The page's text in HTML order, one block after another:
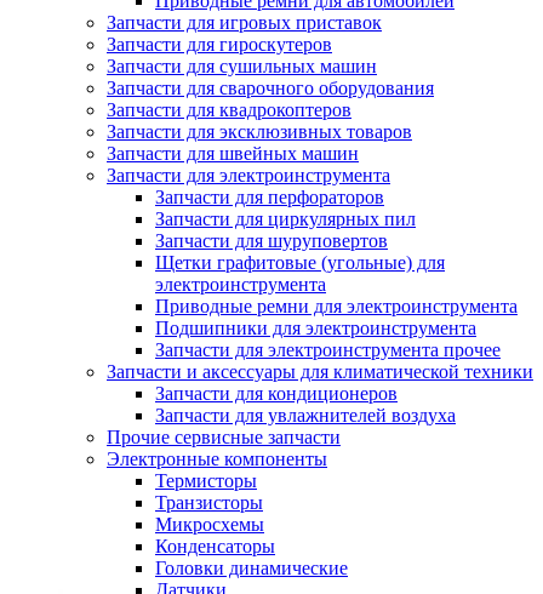
Запчасти для игровых приставок
Запчасти для гироскутеров
Запчасти для сушильных машин
Запчасти для сварочного оборудования
Запчасти для квадрокоптеров
Запчасти для эксклюзивных товаров
Запчасти для швейных машин
Запчасти для электроинструмента
Запчасти для перфораторов
Запчасти для циркулярных пил
Запчасти для шуруповертов
Щетки графитовые (угольные) для
электроинструмента
Приводные ремни для электроинструмента
Подшипники для электроинструмента
Запчасти для электроинструмента прочее
Запчасти и аксессуары для климатической техники
Запчасти для кондиционеров
Запчасти для увлажнителей воздуха
Прочие сервисные запчасти
Электронные компоненты
Термисторы
Транзисторы
Микросхемы
Конденсаторы
Головки динамические
Датчики